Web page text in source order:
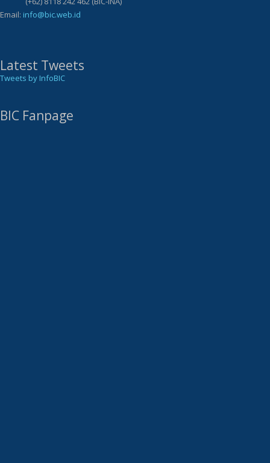
Email: info@bic.web.id
Latest Tweets
Tweets by InfoBIC
BIC Fanpage